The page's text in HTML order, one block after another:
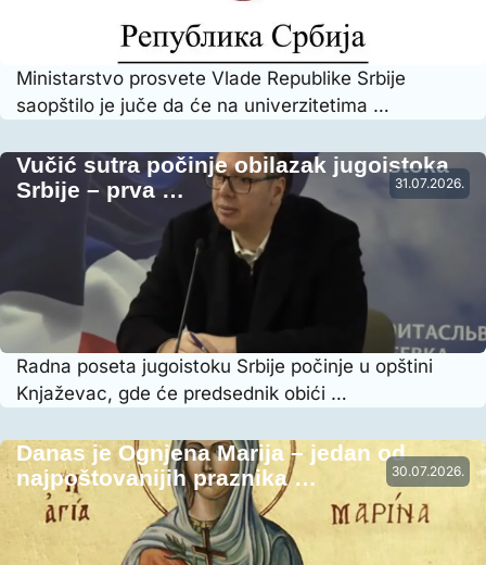
Ministarstvo prosvete Vlade Republike Srbije
saopštilo je juče da će na univerzitetima …
31.07.2026.
Vučić sutra počinje obilazak jugoistoka
Srbije – prva …
Radna poseta jugoistoku Srbije počinje u opštini
Knjaževac, gde će predsednik obići …
30.07.2026.
Danas je Ognjena Marija – jedan od
najpoštovanijih praznika …